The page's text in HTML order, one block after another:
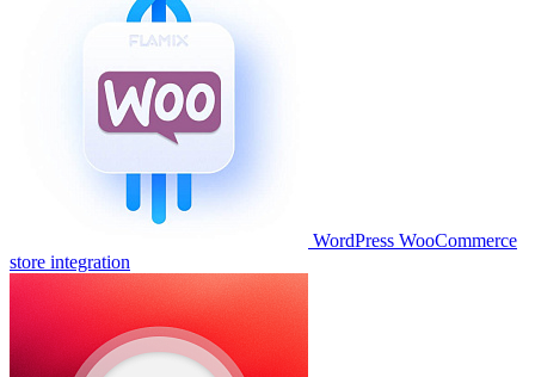
WordPress WooCommerce
store integration